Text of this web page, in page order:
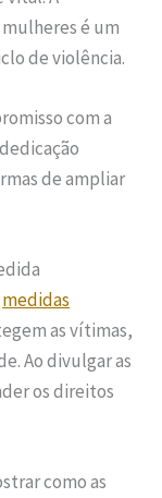
é um
de violência.
com a
de ampliar
medidas
as vítimas,
Ao divulgar as
os direitos
como as